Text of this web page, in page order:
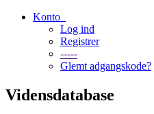
Konto
Log ind
Registrer
-----
Glemt adgangskode?
Vidensdatabase